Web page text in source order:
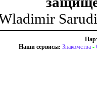
Наши сервисы: Знакомства -